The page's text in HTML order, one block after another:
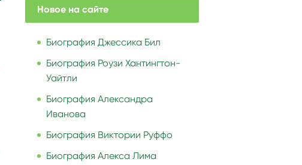
Новое на сайте
Биография Джессика Бил
Биография Роузи Хантингтон-
Уайтли
Биография Александра
Иванова
Биография Виктории Руффо
Биография Алекса Лима